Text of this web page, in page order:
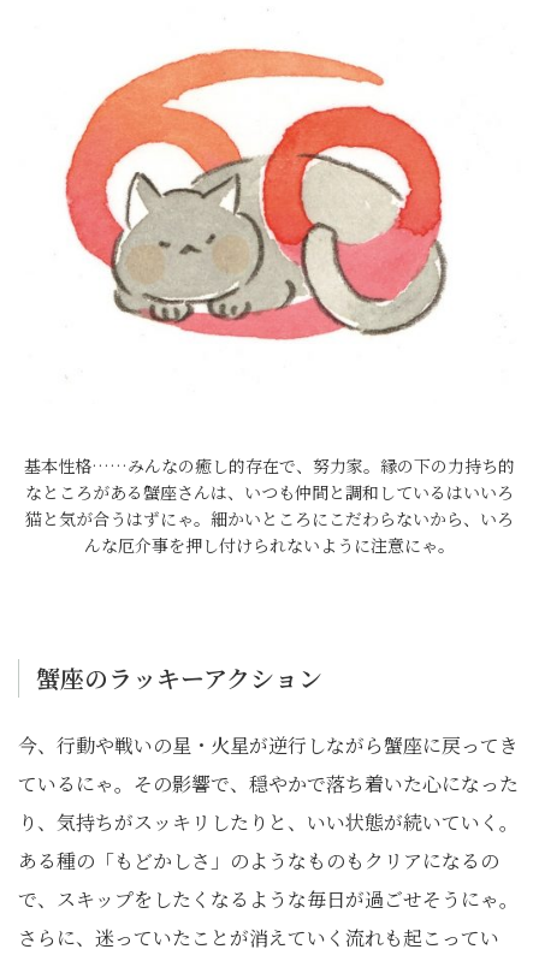
基本性格……みんなの癒し的存在で、努力家。縁の下の力持ち的
なところがある蟹座さんは、いつも仲間と調和しているはいいろ
猫と気が合うはずにゃ。細かいところにこだわらないから、いろ
んな厄介事を押し付けられないように注意にゃ。
蟹座のラッキーアクション
今、行動や戦いの星・火星が逆行しながら蟹座に戻ってき
ているにゃ。その影響で、穏やかで落ち着いた心になった
り、気持ちがスッキリしたりと、いい状態が続いていく。
ある種の「もどかしさ」のようなものもクリアになるの
で、スキップをしたくなるような毎日が過ごせそうにゃ。
さらに、迷っていたことが消えていく流れも起こってい